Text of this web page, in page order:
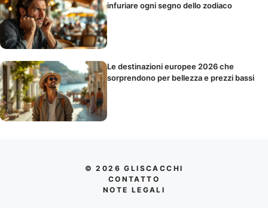
infuriare ogni segno dello zodiaco
Le destinazioni europee 2026 che
sorprendono per bellezza e prezzi bassi
© 2026 GLISCACCHI
CONTATTO
NOTE LEGALI